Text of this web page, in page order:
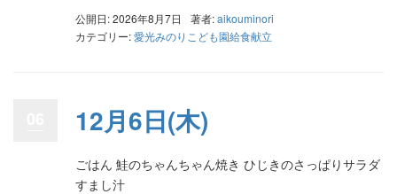
公開日: 2026年8月7日 著者:aikouminori
カテゴリー:愛光みのりこども園給食献立
12月6日(木)
ごはん 鮭のちゃんちゃん焼き ひじきのさっぱりサラダ
すまし汁